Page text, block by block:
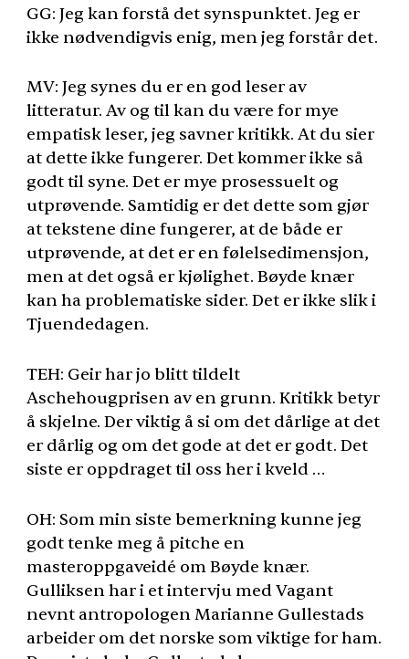
GG: Jeg kan forstå det synspunktet. Jeg er
ikke nødvendigvis enig, men jeg forstår det.
MV: Jeg synes du er en god leser av
litteratur. Av og til kan du være for mye
empatisk leser, jeg savner kritikk. At du sier
at dette ikke fungerer. Det kommer ikke så
godt til syne. Det er mye prosessuelt og
utprøvende. Samtidig er det dette som gjør
at tekstene dine fungerer, at de både er
utprøvende, at det er en følelsedimensjon,
men at det også er kjølighet. Bøyde knær
kan ha problematiske sider. Det er ikke slik i
Tjuendedagen.
TEH: Geir har jo blitt tildelt
Aschehougprisen av en grunn. Kritikk betyr
å skjelne. Der viktig å si om det dårlige at det
er dårlig og om det gode at det er godt. Det
siste er oppdraget til oss her i kveld …
OH: Som min siste bemerkning kunne jeg
godt tenke meg å pitche en
masteroppgaveidé om Bøyde knær.
Gulliksen har i et intervju med Vagant
nevnt antropologen Marianne Gullestads
arbeider om det norske som viktige for ham.